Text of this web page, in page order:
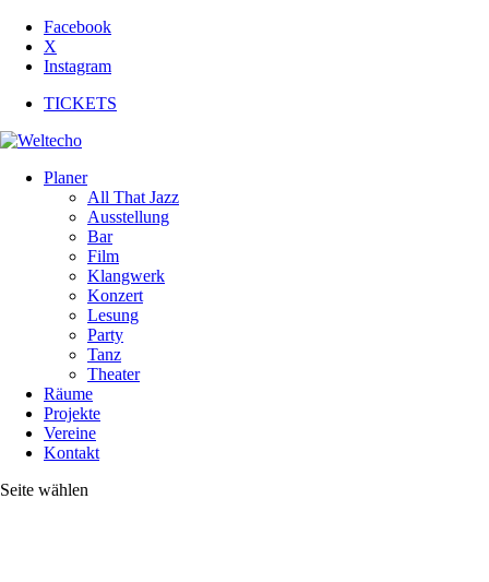
Facebook
X
Instagram
TICKETS
Planer
All That Jazz
Ausstellung
Bar
Film
Klangwerk
Konzert
Lesung
Party
Tanz
Theater
Räume
Projekte
Vereine
Kontakt
Seite wählen